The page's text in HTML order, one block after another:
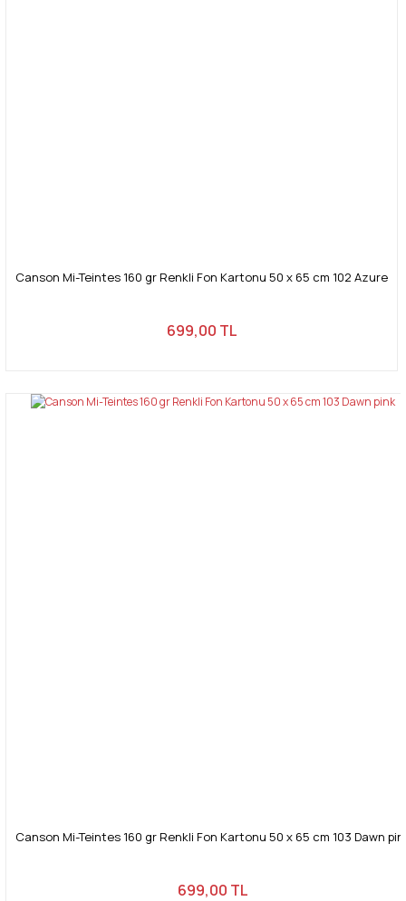
Canson Mi-Teintes 160 gr Renkli Fon Kartonu 50 x 65 cm 102 Azure
699,00 TL
Canson Mi-Teintes 160 gr Renkli Fon Kartonu 50 x 65 cm 103 Dawn
699,00 TL